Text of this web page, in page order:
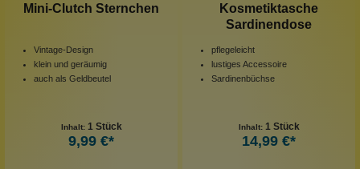
Mini-Clutch Sternchen
Vintage-Design
klein und geräumig
auch als Geldbeutel
Inhalt: 1 Stück
9,99 €*
Kosmetiktasche
Sardinendose
pflegeleicht
lustiges Accessoire
Sardinenbüchse
Inhalt: 1 Stück
14,99 €*